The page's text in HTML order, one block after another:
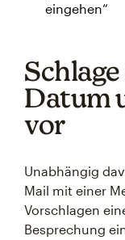
eingehen“
Datum
vor
Unabhängig
Mail mit einer
Vorschlagen
Besprechung